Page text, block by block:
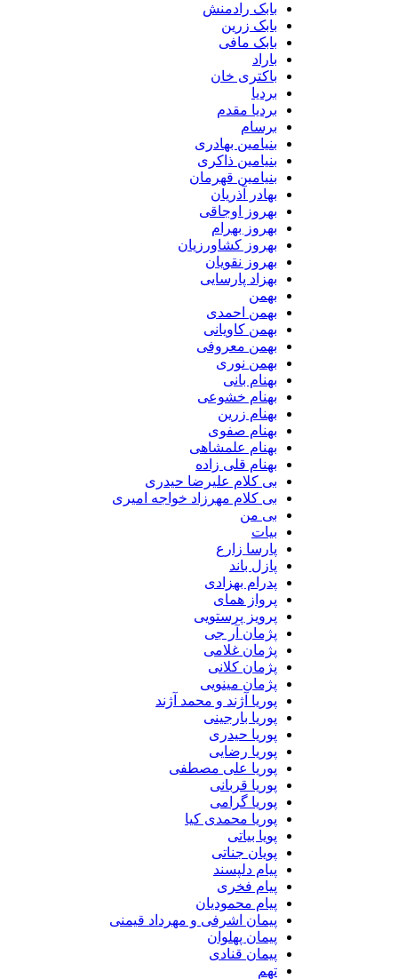
بابک رادمنش
بابک زرین
بابک مافی
باراد
باکتری خان
بردیا
بردیا مقدم
برسام
بنیامین بهادری
بنیامین ذاکری
بنیامین قهرمان
بهادر آذریان
بهروز اوجاقی
بهروز بهرام
بهروز کشاورزیان
بهروز نقویان
بهزاد پارسایی
بهمن
بهمن احمدی
بهمن کاویانی
بهمن معروفی
بهمن نوری
بهنام بانی
بهنام خشوعی
بهنام زرین
بهنام صفوی
بهنام علمشاهی
بهنام قلی زاده
بی کلام علیرضا حیدری
بی کلام مهرزاد خواجه امیری
بی من
بیات
پارسا زارع
پازل باند
پدرام بهزادی
پرواز همای
پرویز پرستویی
پژمان آر جی
پژمان غلامی
پژمان کلانی
پژمان مینویی
پوریا آژند و محمد آژند
پوریا بارجینی
پوریا حیدری
پوریا رضایی
پوریا علی مصطفی
پوریا قربانی
پوریا گرامی
پوریا محمدی کیا
پویا بیاتی
پویان جناتی
پیام دلپسند
پیام فخری
پیام محمودیان
پیمان اشرفی و مهرداد قیمنی
پیمان پهلوان
پیمان قنادی